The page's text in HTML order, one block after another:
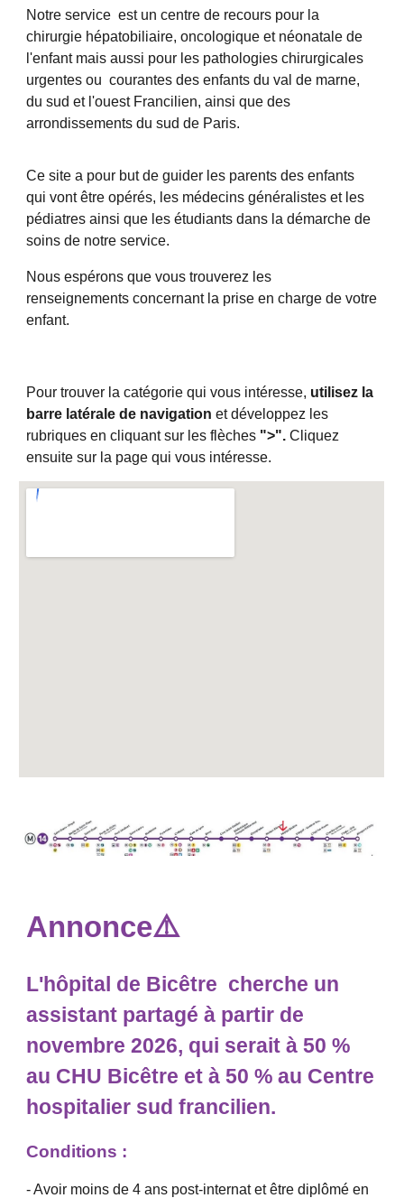
Notre service est un centre de recours pour la
chirurgie hépatobiliaire, oncologique et néonatale de
l'enfant mais aussi pour les pathologies chirurgicales
urgentes ou courantes des enfants du val de marne,
du sud et l'ouest Francilien, ainsi que des
arrondissements du sud de Paris.
Ce site a pour but de guider les parents des enfants
qui vont être opérés, les médecins généralistes et les
pédiatres ainsi que les étudiants dans la démarche de
soins de notre service.
Nous espérons que vous trouverez les
renseignements concernant la prise en charge de votre
enfant.
Pour trouver la catégorie qui vous intéresse, utilisez la
barre latérale de navigation et développez les
rubriques en cliquant sur les flèches ">". Cliquez
ensuite sur la page qui vous intéresse.
Annonce⚠️
L'hôpital de Bicêtre cherche un
assistant partagé à partir de
novembre 2026, qui serait à 50 %
au CHU Bicêtre et à 50 % au Centre
hospitalier sud francilien.
Conditions :
- Avoir moins de 4 ans post-internat et être diplômé en